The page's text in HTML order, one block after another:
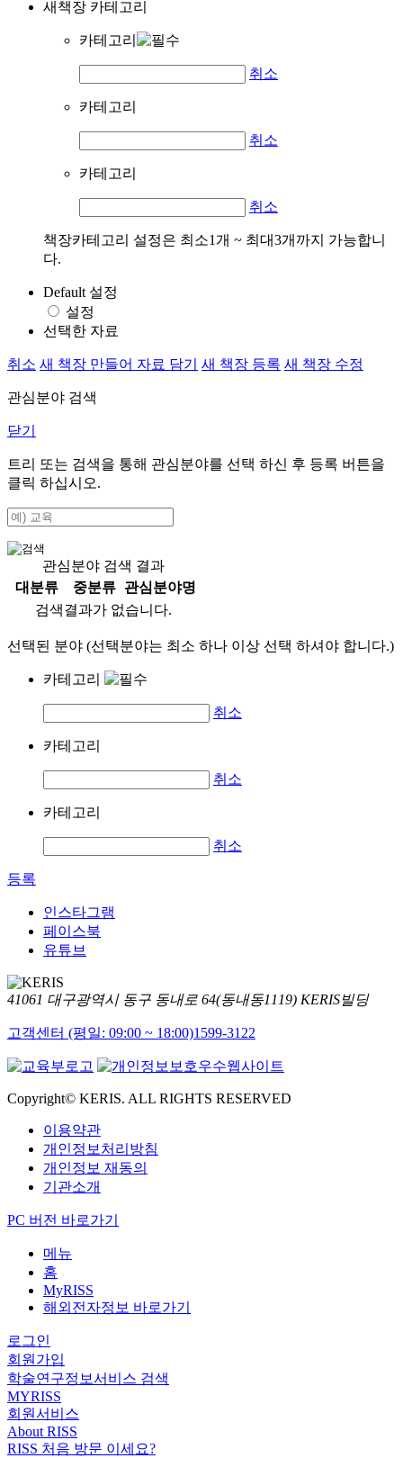
새책장 카테고리
카테고리
취소
카테고리
취소
카테고리
취소
책장카테고리 설정은 최소1개 ~ 최대3개까지 가능합니
다.
Default 설정
설정
선택한 자료
취소 새 책장 만들어 자료 담기 새 책장 등록 새 책장 수정
관심분야 검색
닫기
트리 또는 검색을 통해 관심분야를 선택 하신 후 등록 버튼을
클릭 하십시오.
관심분야 검색 결과
대분류
중분류
관심분야명
검색결과가 없습니다.
선택된 분야 (선택분야는 최소 하나 이상 선택 하셔야 합니다.)
카테고리
취소
카테고리
취소
카테고리
취소
등록
인스타그램
페이스북
유튜브
41061 대구광역시 동구 동내로 64(동내동1119) KERIS빌딩
고객센터 (평일: 09:00 ~ 18:00)1599-3122
Copyright© KERIS. ALL RIGHTS RESERVED
이용약관
개인정보처리방침
개인정보 재동의
기관소개
PC 버전 바로가기
메뉴
홈
MyRISS
해외전자정보 바로가기
로그인
회원가입
학술연구정보서비스 검색
MYRISS
회원서비스
About RISS
RISS 처음 방문 이세요?